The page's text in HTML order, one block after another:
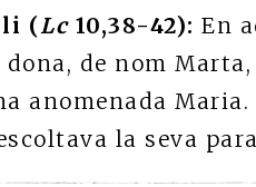
(Lc10,38-42): En
de nom
anomenada
la seva